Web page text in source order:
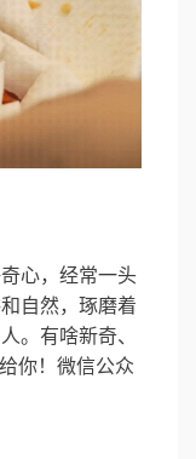
心，经常一头
自然，琢磨着
。有啥新奇、
你！微信公众